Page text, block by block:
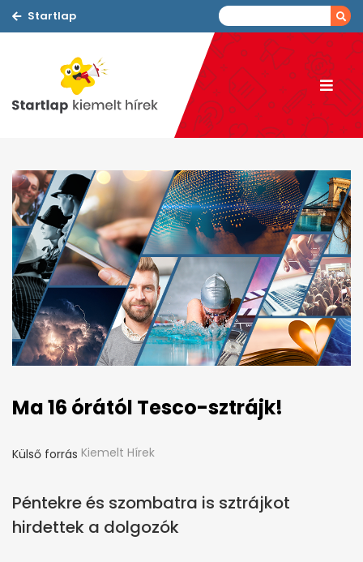
Startlap
Ma 16 órától Tesco-sztrájk!
Külső forrás Kiemelt Hírek
Péntekre és szombatra is sztrájkot
hirdettek a dolgozók